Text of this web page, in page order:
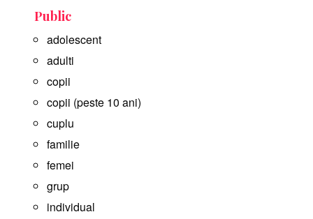
Public
adolescent
adulti
copii
copii (peste 10 ani)
cuplu
familie
femei
grup
individual